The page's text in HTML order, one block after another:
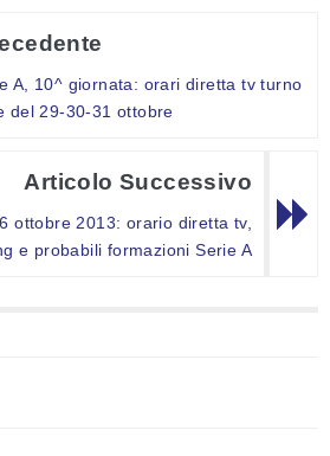
A, 10^ giornata: orari diretta tv turno
del 29-30-31 ottobre
Articolo Successivo
ottobre 2013: orario diretta tv,
e probabili formazioni Serie A